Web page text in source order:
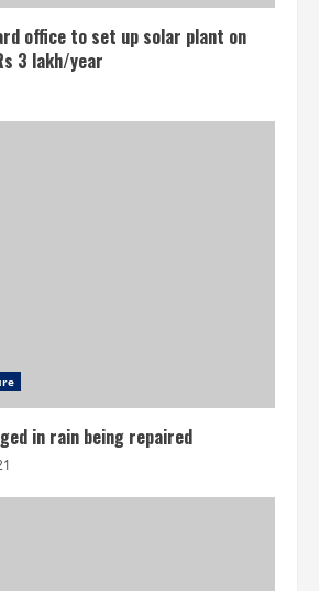
office to set up solar plant on
3 lakh/year
in rain being repaired